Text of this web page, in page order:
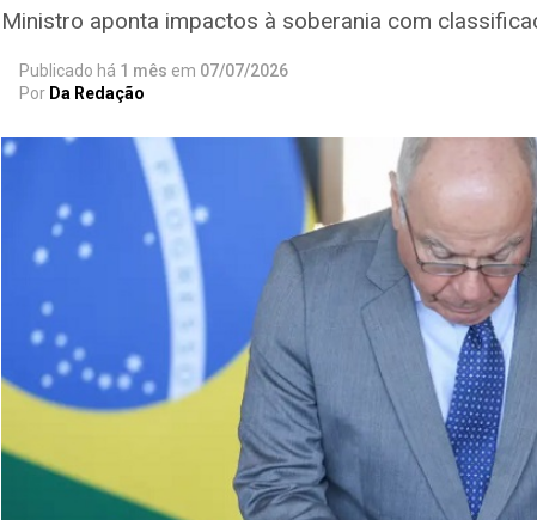
Ministro aponta impactos à soberania com
Publicado há 1 mês em 07/07/2026
Por Da Redação